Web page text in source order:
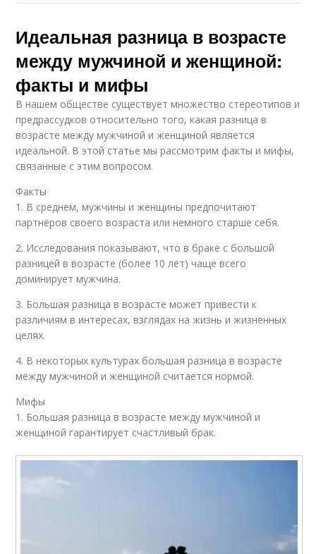
Идеальная разница в возрасте
между мужчиной и женщиной:
факты и мифы
В нашем обществе существует множество стереотипов и
предрассудков относительно того, какая разница в
возрасте между мужчиной и женщиной является
идеальной. В этой статье мы рассмотрим факты и мифы,
связанные с этим вопросом.
Факты
1. В среднем, мужчины и женщины предпочитают
партнёров своего возраста или немного старше себя.
2. Исследования показывают, что в браке с большой
разницей в возрасте (более 10 лет) чаще всего
доминирует мужчина.
3. Большая разница в возрасте может привести к
различиям в интересах, взглядах на жизнь и жизненных
целях.
4. В некоторых культурах большая разница в возрасте
между мужчиной и женщиной считается нормой.
Мифы
1. Большая разница в возрасте между мужчиной и
женщиной гарантирует счастливый брак.